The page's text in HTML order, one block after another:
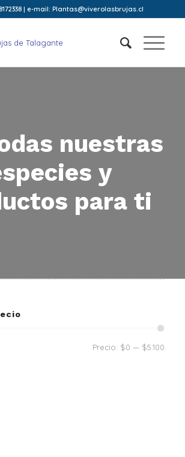
| e-mail: Plantas@viverolasbrujas.cl
nuestras
y
para ti
Precio: $0 — $5.100